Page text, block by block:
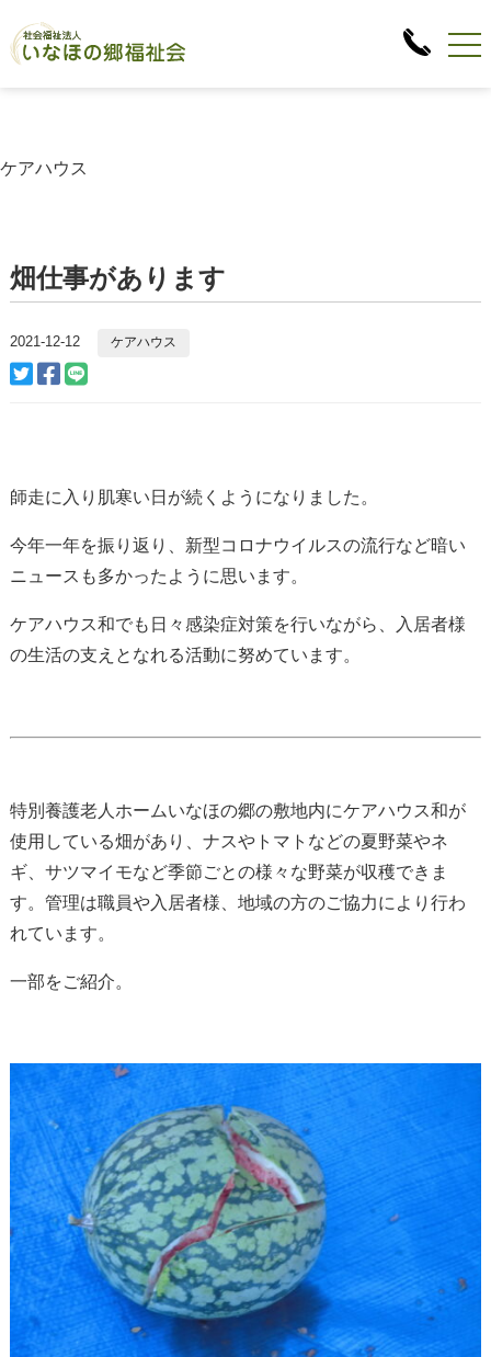
ケアハウス
畑仕事があります
2021-12-12 ケアハウス
師走に入り肌寒い日が続くようになりました。
今年一年を振り返り、新型コロナウイルスの流行など暗い
ニュースも多かったように思います。
ケアハウス和でも日々感染症対策を行いながら、入居者様
の生活の支えとなれる活動に努めています。
特別養護老人ホームいなほの郷の敷地内にケアハウス和が
使用している畑があり、ナスやトマトなどの夏野菜やネ
ギ、サツマイモなど季節ごとの様々な野菜が収穫できま
す。管理は職員や入居者様、地域の方のご協力により行わ
れています。
一部をご紹介。